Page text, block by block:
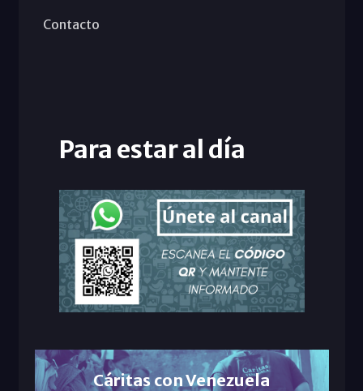
Contacto
Para estar al día
Cáritas con Venezuela